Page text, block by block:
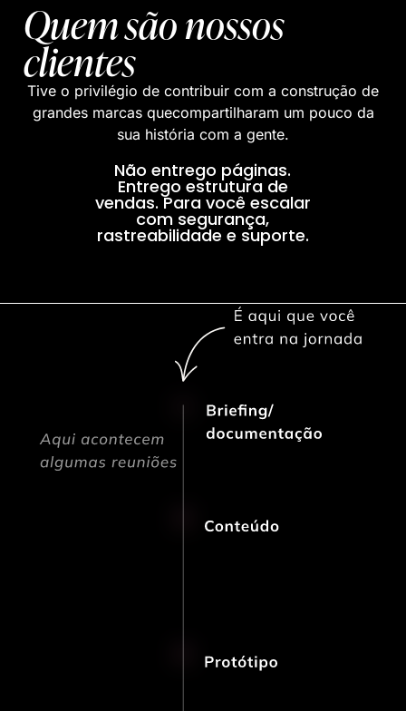
Quem são nossos
clientes
Tive o privilégio de contribuir com a construção de
grandes marcas quecompartilharam um pouco da
sua história com a gente.
Não entrego páginas.
Entrego estrutura de
vendas. Para você escalar
com segurança,
rastreabilidade e suporte.